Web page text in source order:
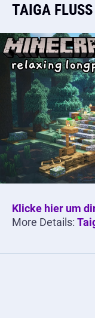
TAIGA
Klicke hier um
More Details: